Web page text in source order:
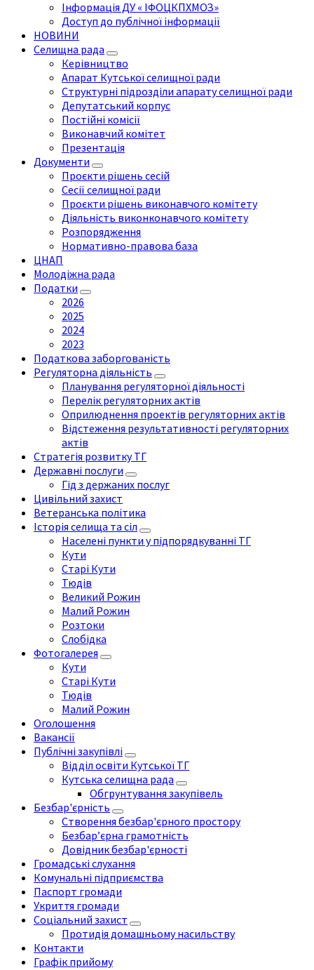
Інформація ДУ « ІФОЦКПХМОЗ»
Доступ до публічної інформації
НОВИНИ
Селищна рада
Керівництво
Апарат Кутської селищної ради
Структурні підрозділи апарату селищної ради
Депутатський корпус
Постійні комісії
Виконавчий комітет
Презентація
Документи
Проєкти рішень сесій
Сесії селищної ради
Проєкти рішень виконавчого комітету
Діяльність виконконавчого комітету
Розпорядження
Нормативно-правова база
ЦНАП
Молодіжна рада
Податки
2026
2025
2024
2023
Податкова заборгованість
Регуляторна діяльність
Планування регуляторної діяльності
Перелік регуляторних актів
Оприлюднення проектів регуляторних актів
Відстеження результативності регуляторних
актів
Стратегія розвитку ТГ
Державні послуги
Гід з держаних послуг
Цивільний захист
Ветеранська політика
Історія селища та сіл
Населені пункти у підпорядкуванні ТГ
Кути
Старі Кути
Тюдів
Великий Рожин
Малий Рожин
Розтоки
Слобідка
Фотогалерея
Кути
Старі Кути
Тюдів
Малий Рожин
Оголошення
Вакансії
Публічні закупівлі
Відділ освіти Кутської ТГ
Кутська селищна рада
Обгрунтування закупівель
Безбар'єрність
Створення безбар'єрного простору
Безбар’єрна грамотність
Довідник безбар'єрності
Громадські слухання
Комунальні підприємства
Паспорт громади
Укриття громади
Соціальний захист
Протидія домашньому насильству
Контакти
Графік прийому